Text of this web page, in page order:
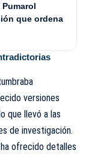
que ordena
versiones
que llevó a las
de investigación.
ofrecido detalles